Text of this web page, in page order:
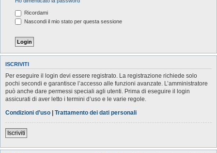
Ricordami
Nascondi il mio stato per questa sessione
ISCRIVITI
Per eseguire il login devi essere registrato. La registrazione richiede solo
pochi secondi e garantisce l’accesso alle funzioni avanzate. L’amministratore
può anche dare permessi speciali agli utenti. Prima di eseguire il login
assicurati di aver letto i termini d’uso e le varie regole.
Condizioni d’uso | Trattamento dei dati personali
Iscriviti